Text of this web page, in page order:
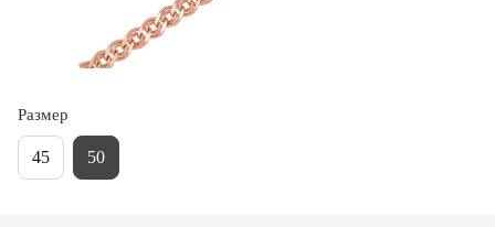
Размер
45 50